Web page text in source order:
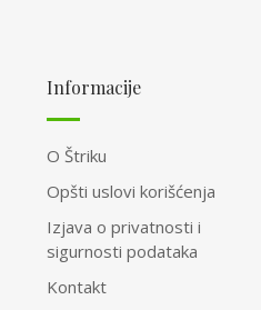
Informacije
O Štriku
Opšti uslovi korišćenja
Izjava o privatnosti i
sigurnosti podataka
Kontakt